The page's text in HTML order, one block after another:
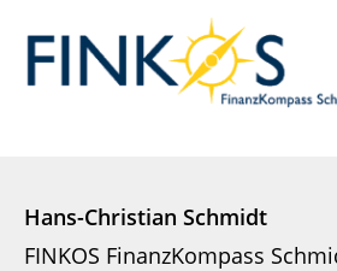
Hans-Christian Schmidt
FINKOS FinanzKompass